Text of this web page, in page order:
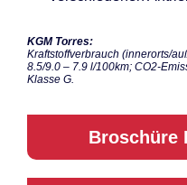
KGM Tor­res:
Kraft­stoff­ver­brauch (innerorts/
8.5/9.0 – 7.9 l/100km; CO2-
Klas­se G.
Bro­schü­re